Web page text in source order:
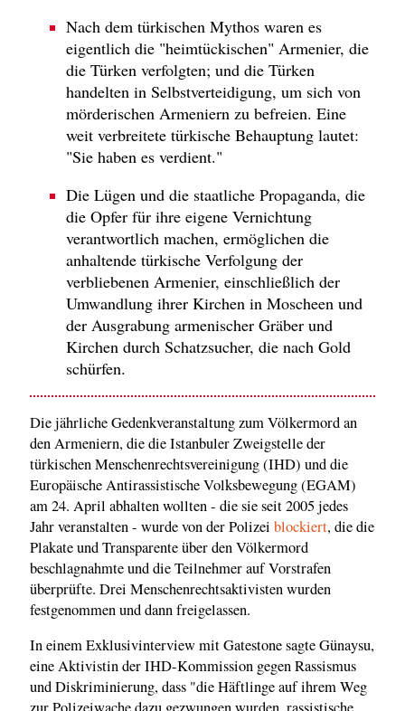
Nach dem türkischen Mythos waren es
eigentlich die "heimtückischen" Armenier, die
die Türken verfolgten; und die Türken
handelten in Selbstverteidigung, um sich von
mörderischen Armeniern zu befreien. Eine
weit verbreitete türkische Behauptung lautet:
"Sie haben es verdient."
Die Lügen und die staatliche Propaganda, die
die Opfer für ihre eigene Vernichtung
verantwortlich machen, ermöglichen die
anhaltende türkische Verfolgung der
verbliebenen Armenier, einschließlich der
Umwandlung ihrer Kirchen in Moscheen und
der Ausgrabung armenischer Gräber und
Kirchen durch Schatzsucher, die nach Gold
schürfen.
Die jährliche Gedenkveranstaltung zum Völkermord an
den Armeniern, die die Istanbuler Zweigstelle der
türkischen Menschenrechtsvereinigung (IHD) und die
Europäische Antirassistische Volksbewegung (EGAM)
am 24. April abhalten wollten - die sie seit 2005 jedes
Jahr veranstalten - wurde von der Polizei blockiert, die die
Plakate und Transparente über den Völkermord
beschlagnahmte und die Teilnehmer auf Vorstrafen
überprüfte. Drei Menschenrechtsaktivisten wurden
festgenommen und dann freigelassen.
In einem Exklusivinterview mit Gatestone sagte Günaysu,
eine Aktivistin der IHD-Kommission gegen Rassismus
und Diskriminierung, dass "die Häftlinge auf ihrem Weg